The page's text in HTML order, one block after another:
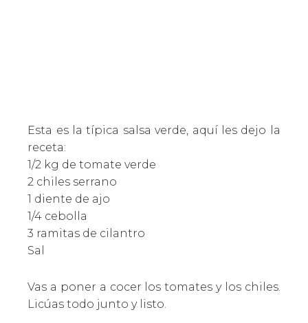
Esta es la típica salsa verde, aquí les dejo la
receta:
1/2 kg de tomate verde
2 chiles serrano
1 diente de ajo
1/4 cebolla
3 ramitas de cilantro
Sal
Vas a poner a cocer los tomates y los chiles.
Licúas todo junto y listo.